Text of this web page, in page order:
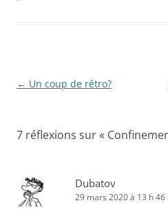
Navigation
← Un coup de rétro?
7 réflexions sur «
Dubatov
29 mars 2020 à 13 h 46